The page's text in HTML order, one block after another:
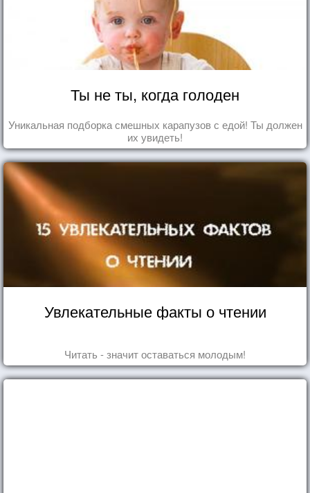
Ты не ты, когда голоден
Уникальная подборка смешных карапузов с едой! Ты должен
их увидеть!
Увлекательные факты о чтении
Читать - значит оставаться молодым!